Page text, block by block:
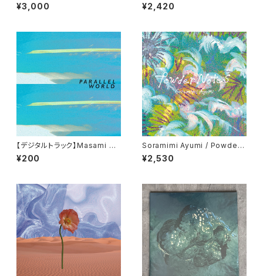
cession (10”)
¥3,000
Zee Avi / Day by Day (7inc
h)
¥2,420
【デジタルトラック】Masami Ta
kashima (feat.mineo kawa
saki) / Parallel World
¥200
Soramimi Ayumi / Powder
Notes (CD)
¥2,530